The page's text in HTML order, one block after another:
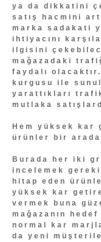
ya da dikkatini
satış hacmini
marka sadakati
ihtiyacını
ilgisini
mağazadaki
faydalı
kurgusu ile
yarattıkları
mutlaka
Hem yüksek kar
ürünler bir
Burada her iki
incelemek
hitap eden
yüksek kar
vermek buna
mağazanın
normal kar
da yeni